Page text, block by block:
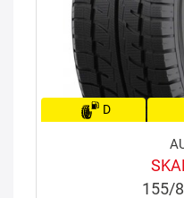
D
155/